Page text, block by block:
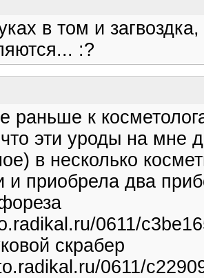
в том и
:?
раньше к
эти уроды на мне
в несколько
и приобрела два
0611/
скрабер
0611/